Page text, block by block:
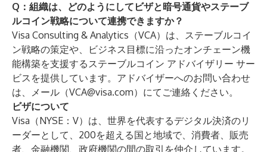
Q：組織は、どのようにしてビザと暗号通貨やステーブ
ルコイン戦略について連携できますか？
Visa Consulting & Analytics（VCA）は、ステーブルコイ
ン戦略の策定や、ビジネス目標に沿ったオンチェーン機
能構築を支援するステーブルコイン アドバイザリー サー
ビスを提供しています。アドバイザーへのお問い合わせ
は、メール（VCA@visa.com）にてご連絡ください。
ビザについて
Visa（NYSE：V）は、世界を代表するデジタル決済のリ
ーダーとして、200を超える国と地域で、消費者、販売
者、金融機関、政府機関の間の取引を仲介しています。